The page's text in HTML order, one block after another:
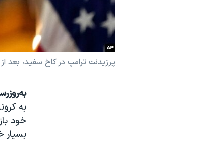
نرگس محمدی برنده جایزه نوبل صلح
همایش محافظه‌کاران آمریکا «سی‌پک»
سفر پرزیدنت ترامپ به چینپرزیدنت ترامپ در کاخ سفید، بعد
به
خود